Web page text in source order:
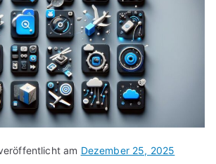
am Dezember 25, 2025